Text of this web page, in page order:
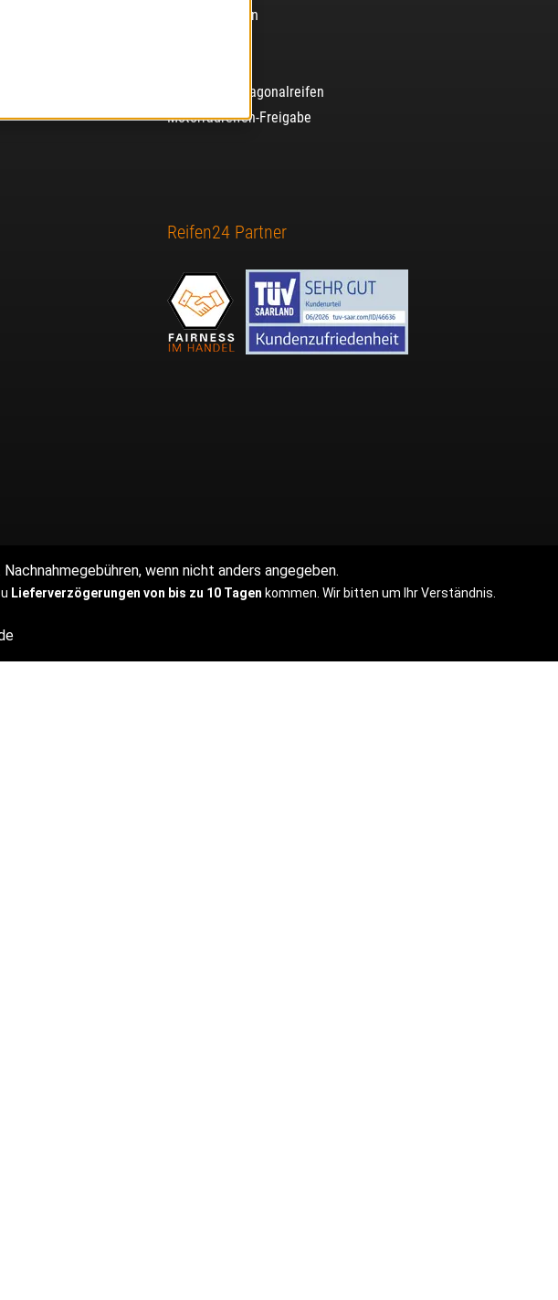
Run-Flat-Reifen
Radial- und Diagonalreifen
Motorradreifen-Freigabe
Reifen24 Partner
wenn nicht anders angegeben.
Lieferverzögerungen von bis zu 10 Tagen kommen. Wir bitten um Ihr Verständnis.